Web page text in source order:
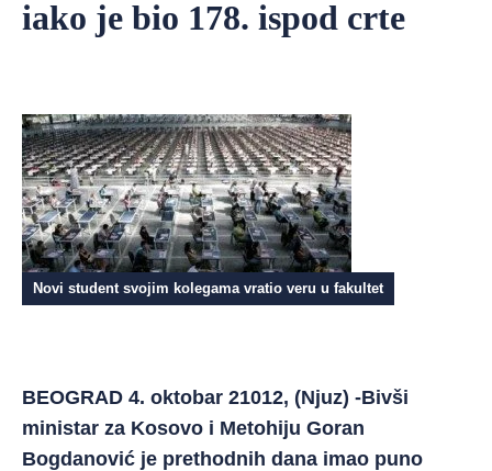
iako je bio 178. ispod crte
Novi student svojim kolegama vratio veru u fakultet
BEOGRAD 4. oktobar 21012, (Njuz) -Bivši
ministar za Kosovo i Metohiju Goran
Bogdanović je prethodnih dana imao puno